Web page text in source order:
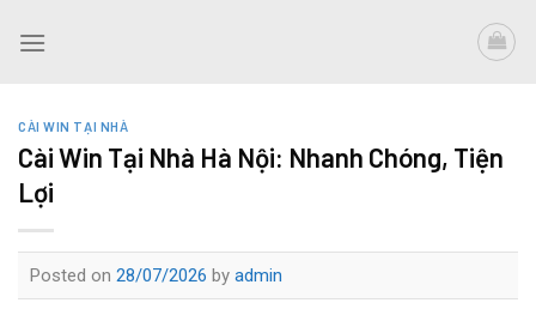
CÀI WIN TẠI NHÀ
Cài Win Tại Nhà Hà Nội: Nhanh Chóng, Tiện
Lợi
Posted on 28/07/2026 by admin